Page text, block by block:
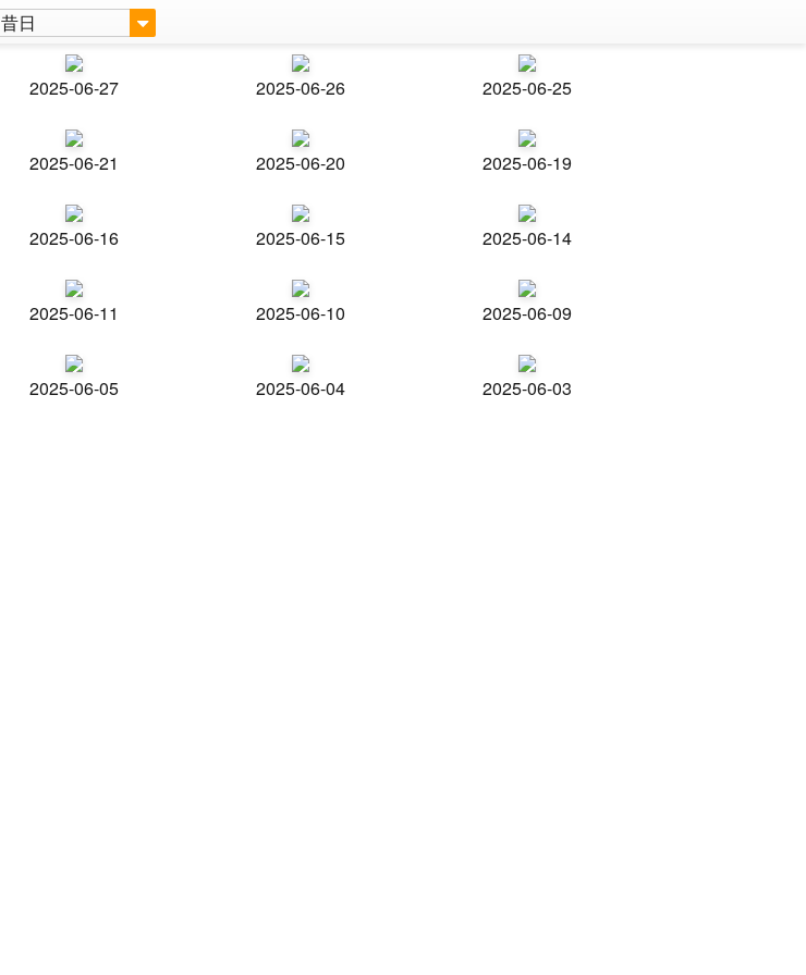
昔日
2025-06-27 2025-06-26 2025-06-25
2025-06-21 2025-06-20 2025-06-19
2025-06-16 2025-06-15 2025-06-14
2025-06-11 2025-06-10 2025-06-09
2025-06-05 2025-06-04 2025-06-03